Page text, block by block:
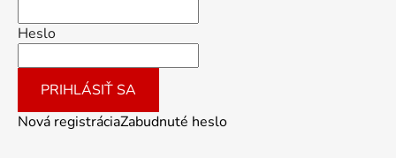
Heslo
PRIHLÁSIŤ SA
Nová registráciaZabudnuté heslo